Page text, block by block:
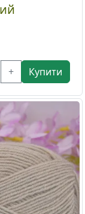
+ Купити